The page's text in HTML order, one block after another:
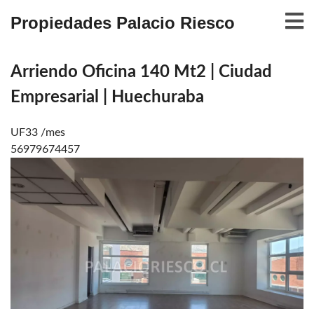
Propiedades Palacio Riesco
Arriendo Oficina 140 Mt2 | Ciudad
Empresarial | Huechuraba
UF33 /mes
56979674457